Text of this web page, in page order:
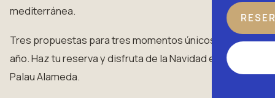
mediterránea.
Tres propuestas para tres momentos únicos del
año. Haz tu reserva y disfruta de la Navidad en
Palau Alameda.